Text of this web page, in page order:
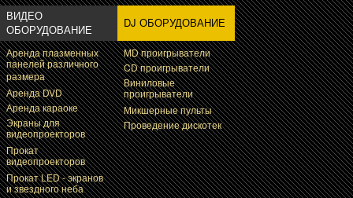
ВИДЕО
ОБОРУДОВАНИЕ
Аренда плазменных
панелей различного
размера
Аренда DVD
Аренда караоке
Экраны для
видеопроекторов
Прокат
видеопроекторов
Прокат LED - экранов
и звездного неба
DJ ОБОРУДОВАНИЕ
MD проигрыватели
CD проигрыватели
Виниловые
проигрыватели
Микшерные пульты
Проведение дискотек